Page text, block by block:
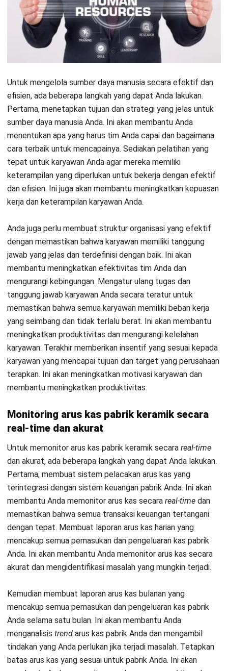
Daftar Sekarang dan Jadwalkan
Demo Software HashMicro Secara
Gratis!
pabrik Anda selama satu tahun. Ini akan membantu Anda
menganalisis kinerja keuangan pabrik Anda dalam jangka
panjang dan mengambil tindakan yang Anda perlukan untuk
meningkatkan arus kas pabrik Anda.
solusi
Software Manufaktur HashMicro adalah solusi perangkat
lunak yang dirancang khusus untuk membantu perusahaan
manufaktur mengelola produksi, inventori, dan proses bisnis
lainnya secara efektif dan efisien. Dengan mengikutitrend
industri manufakturyang semakin terdigitalisasi, software
ini memungkinkan perusahaan untuk merencanakan produksi,
memantau bahan baku dan peralatan, serta mengelola
inventori secarareal-time. Selain itu, aktivitas pemasaran
Software Manufaktur HashMicro juga menyediakan fitur-
fitur seperti:
Pelacakan produksi: membantu perusahaan manufaktur
memonitor proses produksi secara real-timedan
memastikan bahwa produksi berjalan sesuai rencana.
Inventori: membantu perusahaan manufaktur mengelola
inventori bahan baku dan peralatan dengan lebih efektif.
Analisis data: membantu perusahaan manufaktur
menganalisis data produksi dan inventori untuk
mengambil keputusan bisnis yang lebih baik.
menghasilkan laporan produksi, inventori, dan aktivitas
bisnis lainnya secara akurat dan tepat waktu.
Software Manufaktur HashMicro dapat menjadi solusi yang
berguna bagi perusahaan manufaktur yang ingin mengelola
produksi, inventori, dan proses bisnis lainnya dengan lebih
efektif dan efisien.
Pentingnya Kurva Kemungkinan Produksi
untuk Aktivitas Pabrik Manufaktur
Kesimpulan
Tangerang, salah satu cara yang dapat Anda lakukan adalah
dengan menggunakan Software Manufaktur. Software
Manufaktur adalah perangkat lunak yang dirancang untuk
membantu proses perencanaan, pengendalian, dan
mengoptimalkan produksi di sebuah pabrik. Ada beberapa
cara di mana Software Manufaktur dapat membantu